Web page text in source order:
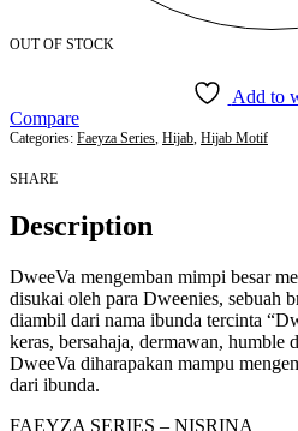
OUT OF STOCK
Add to
Compare
Categories: Faeyza Series Hijab Hijab Motif
SHARE
Description
DweeVa mengemban mimpi besar
disukai oleh para Dweenies, sebuah
diambil dari nama ibunda tercinta
keras, bersahaja, dermawan, humble
DweeVa diharapakan mampu
dari ibunda.
FAEYZA SERIES – NISRINA